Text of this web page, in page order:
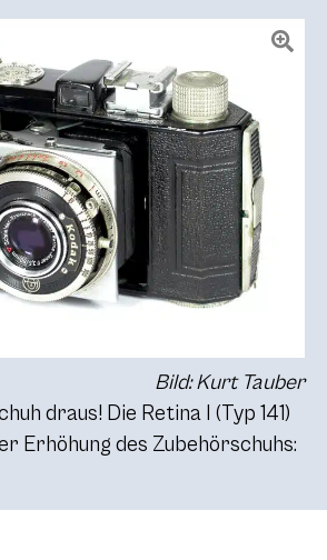
Bild: Kurt Tauber
draus! Die Retina I (Typ 141)
Erhöhung des Zubehörschuhs: